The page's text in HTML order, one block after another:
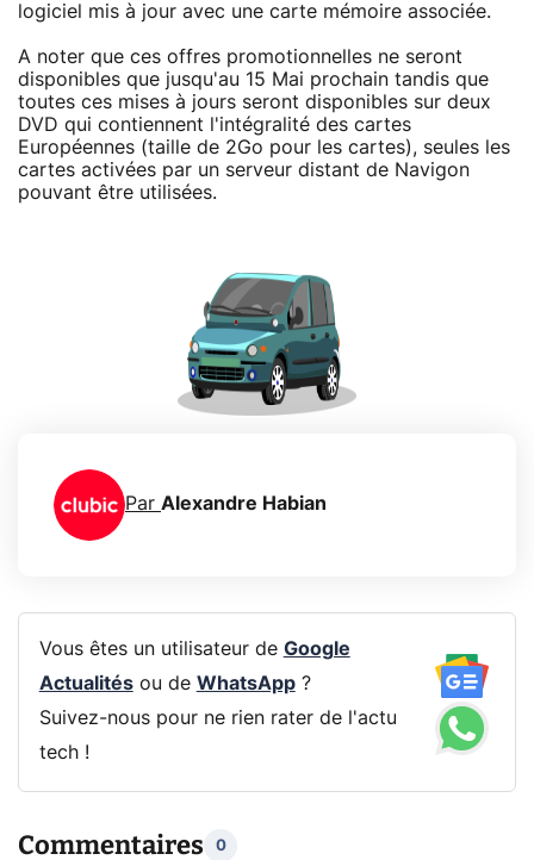
logiciel mis à jour avec une carte mémoire associée.
A noter que ces offres promotionnelles ne seront
disponibles que jusqu'au 15 Mai prochain tandis que
toutes ces mises à jours seront disponibles sur deux
DVD qui contiennent l'intégralité des cartes
Européennes (taille de 2Go pour les cartes), seules les
cartes activées par un serveur distant de Navigon
pouvant être utilisées.
Par Alexandre Habian
Vous êtes un utilisateur de Google
Actualitésou de WhatsApp?
Suivez-nous pour ne rien rater de l'actu
tech !
Commentaires 0